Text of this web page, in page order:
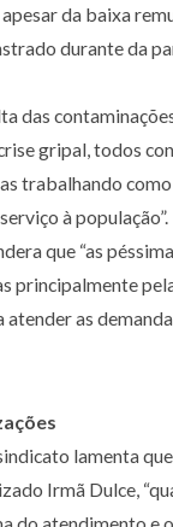
da baixa
durante da
das
gripal, todos
trabalhando como
à população”.
que “as
principalmente
as
lamenta
Irmã Dulce,
do atendimento e